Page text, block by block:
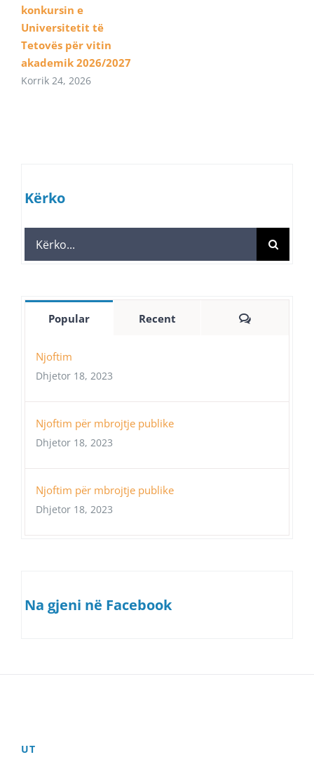
konkursin e
Universitetit të
Tetovës për vitin
akademik 2026/2027
Korrik 24, 2026
Kërko
Search
for:
Popular Recent Comments
Njoftim
Dhjetor 18, 2023
Njoftim për mbrojtje publike
Dhjetor 18, 2023
Njoftim për mbrojtje publike
Dhjetor 18, 2023
Na gjeni në Facebook
UT